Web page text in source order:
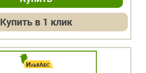
Купить в 1 клик